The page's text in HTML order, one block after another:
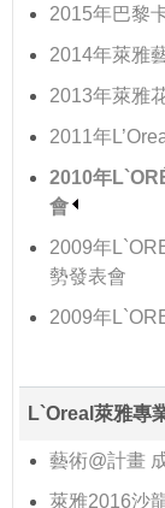
2015年巴黎
2014年萊雅
2013年萊雅
2011年
2010年
會
2009年
勢發表會
2009年
L`Oreal萊雅專
藝術@計畫
萊雅2016沙